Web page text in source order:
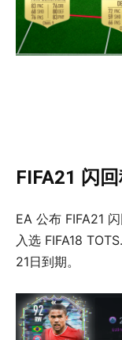
FIFA21 闪
EA 公布 FIFA21
入选 FIFA18
21日到期。